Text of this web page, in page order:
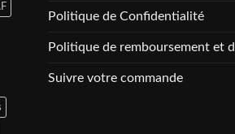
être
choisies
la
Politique de Confidentialité
Politique de remboursement et
Suivre votre commande